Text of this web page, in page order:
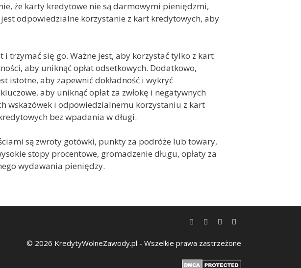
że karty kredytowe nie są darmowymi pieniędzmi,
odpowiedzialne korzystanie z kart kredytowych, aby
trzymać się go. Ważne jest, aby korzystać tylko z kart
aby uniknąć opłat odsetkowych. Dodatkowo,
istotne, aby zapewnić dokładność i wykryć
aby uniknąć opłat za zwłokę i negatywnych
wskazówek i odpowiedzialnemu korzystaniu z kart
bez wpadania w długi.
są zwroty gotówki, punkty za podróże lub towary,
stopy procentowe, gromadzenie długu, opłaty za
wydawania pieniędzy.
© 2026 KredytyWolneZawody.pl - Wszelkie prawa zastrzeżone